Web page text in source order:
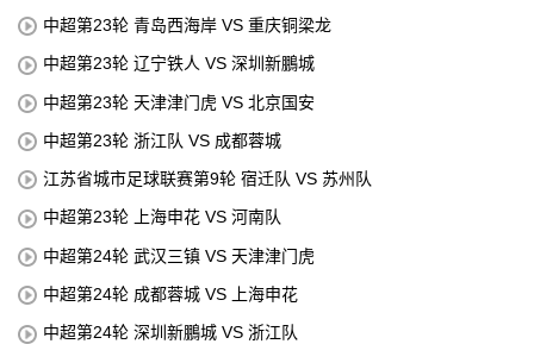
中超第23轮 青岛西海岸 VS 重庆铜梁龙
中超第23轮 辽宁铁人 VS 深圳新鵬城
中超第23轮 天津津门虎 VS 北京国安
中超第23轮 浙江队 VS 成都蓉城
江苏省城市足球联赛第9轮 宿迁队 VS 苏州队
中超第23轮 上海申花 VS 河南队
中超第24轮 武汉三镇 VS 天津津门虎
中超第24轮 成都蓉城 VS 上海申花
中超第24轮 深圳新鵬城 VS 浙江队